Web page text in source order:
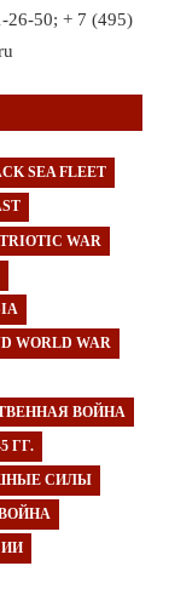
26-50; + 7 (495)
SEA FLEET
WAR
WORLD WAR
ВОЙНА
ГГ.
СИЛЫ